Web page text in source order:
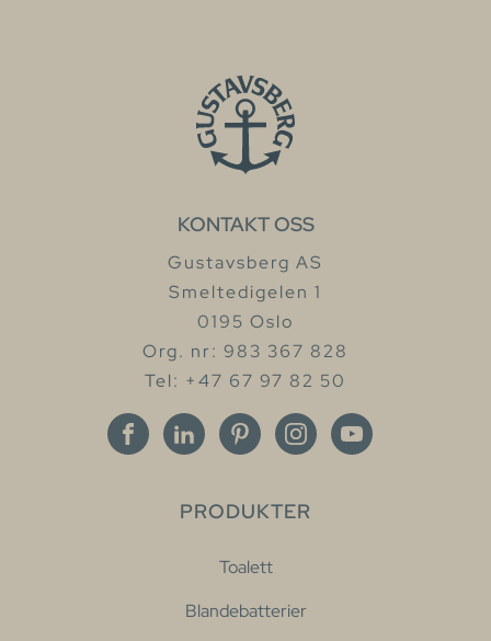
KONTAKT OSS
Gustavsberg AS
Smeltedigelen 1
0195 Oslo
Org. nr: 983 367 828
Tel: +47 67 97 82 50
PRODUKTER
Toalett
Blandebatterier